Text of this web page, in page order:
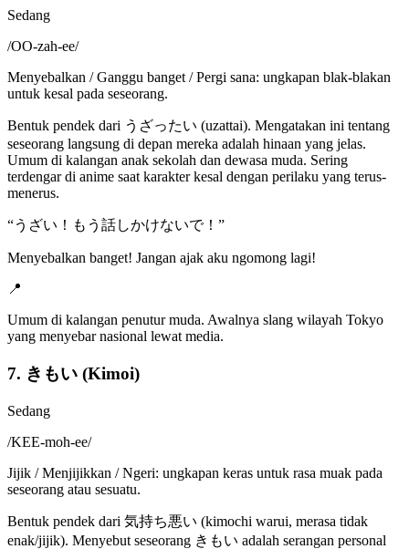
Sedang
/OO-zah-ee/
Menyebalkan / Ganggu banget / Pergi sana: ungkapan blak-blakan
untuk kesal pada seseorang.
Bentuk pendek dari うざったい (uzattai). Mengatakan ini tentang
seseorang langsung di depan mereka adalah hinaan yang jelas.
Umum di kalangan anak sekolah dan dewasa muda. Sering
terdengar di anime saat karakter kesal dengan perilaku yang terus-
menerus.
“うざい！もう話しかけないで！ ”
Menyebalkan banget! Jangan ajak aku ngomong lagi!
📍
Umum di kalangan penutur muda. Awalnya slang wilayah Tokyo
yang menyebar nasional lewat media.
7. きもい (Kimoi)
Sedang
/KEE-moh-ee/
Jijik / Menjijikkan / Ngeri: ungkapan keras untuk rasa muak pada
seseorang atau sesuatu.
Bentuk pendek dari 気持ち悪い (kimochi warui, merasa tidak
enak/jijik). Menyebut seseorang きもい adalah serangan personal